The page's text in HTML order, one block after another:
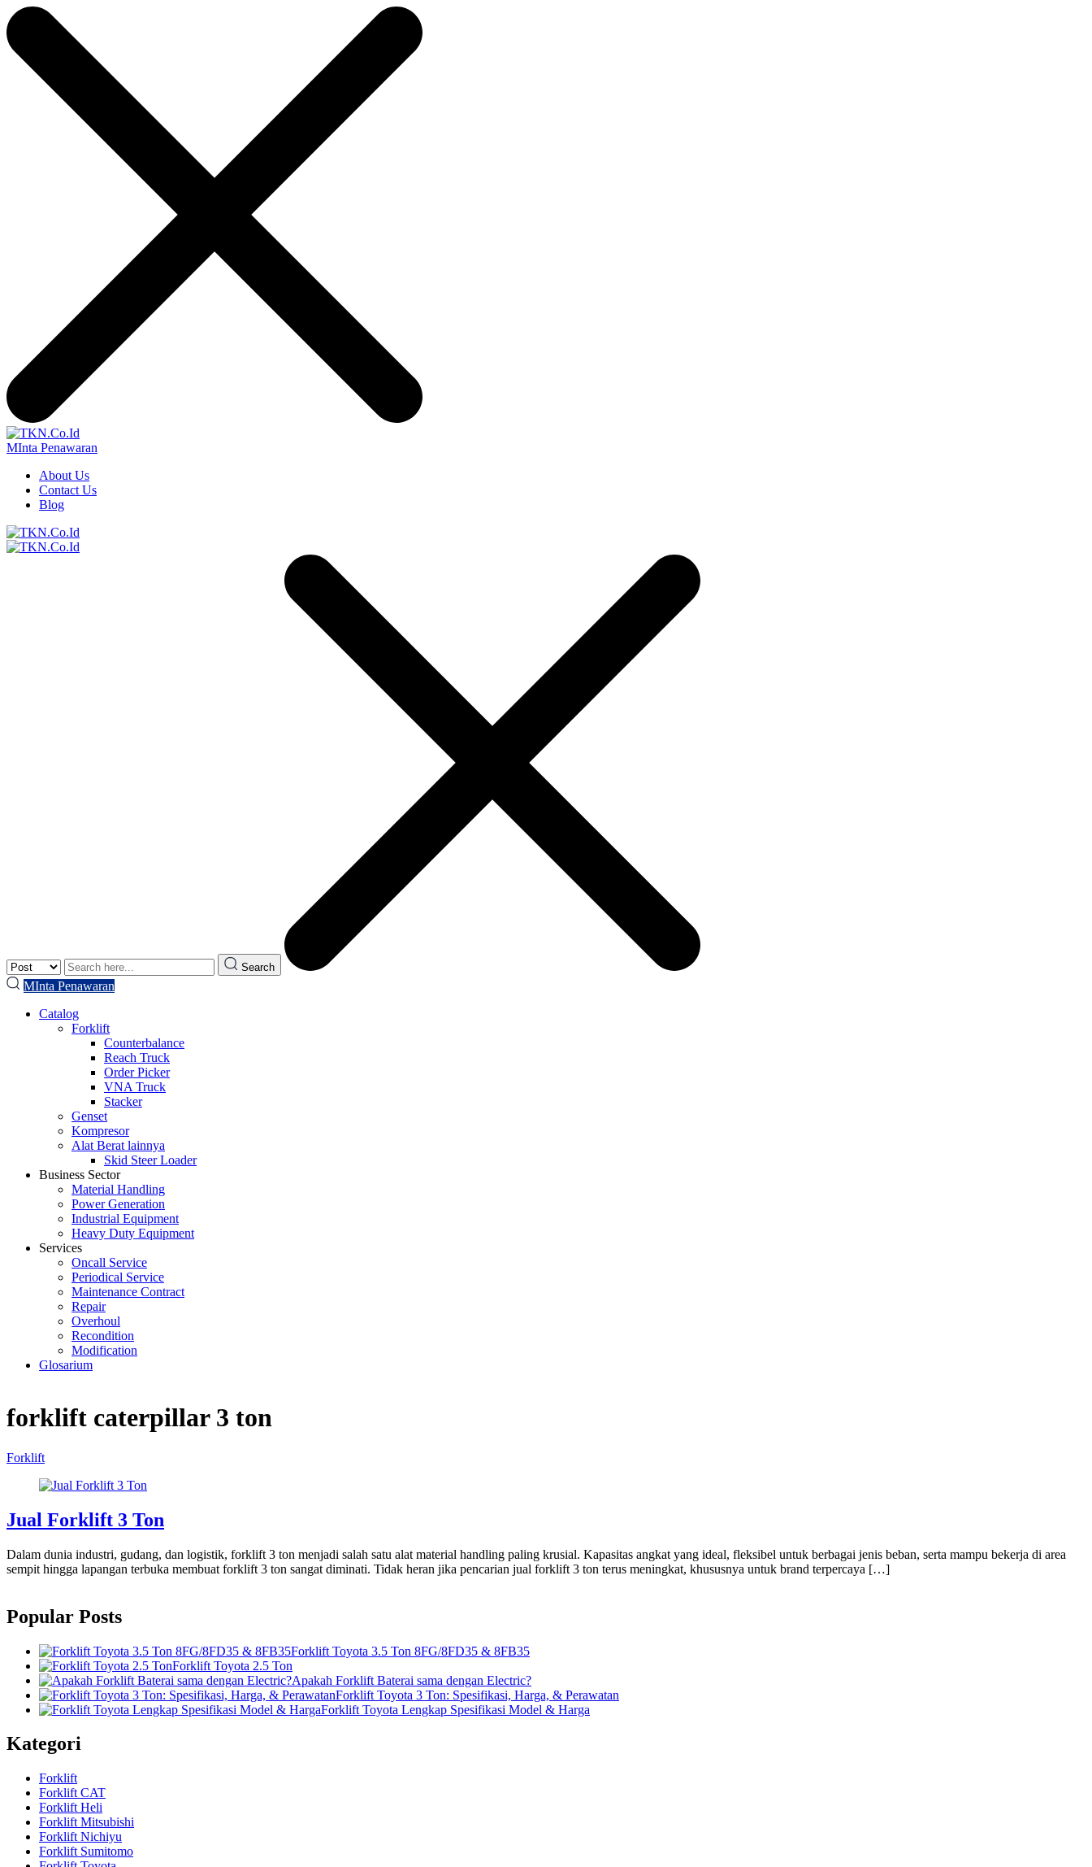
MInta Penawaran
About Us
Contact Us
Blog
Search
MInta Penawaran
Catalog
Forklift
Counterbalance
Reach Truck
Order Picker
VNA Truck
Stacker
Genset
Kompresor
Alat Berat lainnya
Skid Steer Loader
Business Sector
Material Handling
Power Generation
Industrial Equipment
Heavy Duty Equipment
Services
Oncall Service
Periodical Service
Maintenance Contract
Repair
Overhoul
Recondition
Modification
Glosarium
forklift caterpillar 3 ton
Forklift
Jual Forklift 3 Ton
Dalam dunia industri, gudang, dan logistik, forklift 3 ton menjadi salah satu alat material handling paling krusial. Kapasitas angkat yang ideal, fleksibel untuk berbagai jenis beban, serta mampu bekerja di area
sempit hingga lapangan terbuka membuat forklift 3 ton sangat diminati. Tidak heran jika pencarian jual forklift 3 ton terus meningkat, khususnya untuk brand terpercaya […]
Popular Posts
Forklift Toyota 3.5 Ton 8FG/8FD35 & 8FB35
Forklift Toyota 2.5 Ton
Apakah Forklift Baterai sama dengan Electric?
Forklift Toyota 3 Ton: Spesifikasi, Harga, & Perawatan
Forklift Toyota Lengkap Spesifikasi Model & Harga
Kategori
Forklift
Forklift CAT
Forklift Heli
Forklift Mitsubishi
Forklift Nichiyu
Forklift Sumitomo